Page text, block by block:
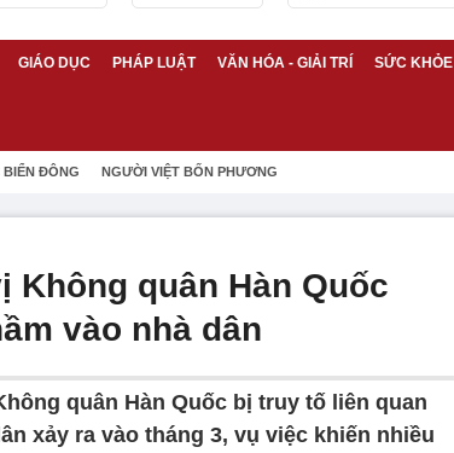
GIÁO DỤC PHÁP LUẬT VĂN HÓA - GIẢI TRÍ SỨC KHỎE
BIỂN ĐÔNG NGƯỜI VIỆT BỐN PHƯƠNG
quân Hàn Quốc
vào nhà dân
quân Hàn Quốc bị truy tố liên quan
xảy ra vào tháng 3, vụ việc khiến nhiều